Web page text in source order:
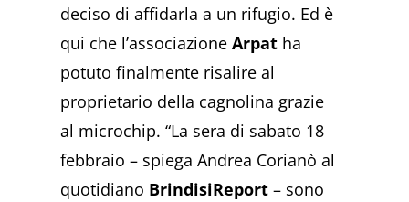
deciso di affidarla a un rifugio. Ed è
qui che l’associazioneArpat ha
potuto finalmente risalire al
proprietario della cagnolina grazie
al microchip. “La sera di sabato 18
febbraio – spiega Andrea Corianò al
quotidiano BrindisiReport – sono